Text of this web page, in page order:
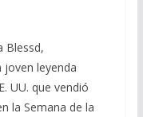
Blessd,
leyenda
UU. que vendió
la Semana de la